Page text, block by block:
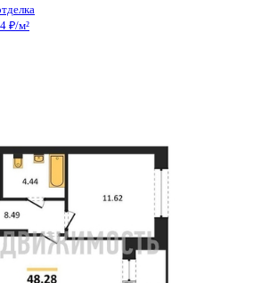
отделка